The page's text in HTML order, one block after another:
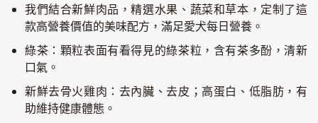
我們結合新鮮肉品，精選水果、蔬菜和草本，定制了這
款高營養價值的美味配方，滿足愛犬每日營養。
綠茶：顆粒表面有看得見的綠茶粒，含有茶多酚，清新
口氣。
新鮮去骨火雞肉：去內臟、去皮；高蛋白、低脂肪，有
助維持健康體態。